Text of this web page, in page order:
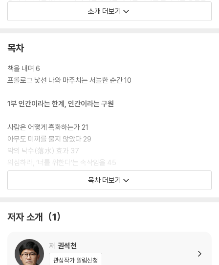
국 사회. 하지만 동시에 우리는 한국의 부끄러운 세계 1위의 목록을 볼 수
살률 1위(2019년 기준 15년 연속 1위), 노인 빈곤율 1위, 저임금 여성 노동
자 비율 1위, 어린이?청소년 행복지수 최하위까지. 세상의 문제를 바로잡
갑질’에 시달리다 억울함과 두려움을 호소하는 유서를 남기고 스스로 목숨
을 끊은 강북구 아파트 경비원이라든지. 우리는 이렇게 사람의 죽음을 목
격할 때에만 무엇이 문제인지 얼핏 깨닫는다. ‘사람에 대한 생각’을 하지 않
는다는 것. 우린 일을 할 때도, 뉴스를 볼 때도, 댓글을 달 때도, 아이를 가르
칠 때도, 식당에서 밥 먹을 때도 사람을 놓치고 있는 게 아닐까 권석천은 질
소개 더보기
목차
책을 내며 6
프롤로그 낯선 나와 마주치는 서늘한 순간 10
1부 인간이라는 한계, 인간이라는 구원
사람은 어떻게 흑화하는가 21
아무도 미끼를 물지 않았다 29
악의 낙수(落水) 효과 37
의심하라, ‘너를 위한다’는 속삭임을 45
시시한 인생, 인간마저 시시해지면 52
자신만의 기억을 위해 싸울 때 당신은 인간답다 60
사랑은 우릴 어디론가 데려다줄 것이다 81
2부 어둠 속, 갑자기 불이 켜지면
목차 더보기
저자 소개 1
저 권석천
관심작가 알림신청